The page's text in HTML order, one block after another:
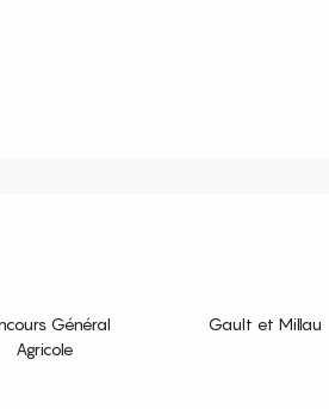
Général
Agricole
Gault et Millau